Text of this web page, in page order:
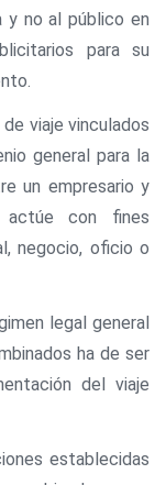
y no al público en
para su
viaje vinculados
general para la
un empresario y
con fines
negocio, oficio o
legal general
ha de ser
del viaje
establecidas